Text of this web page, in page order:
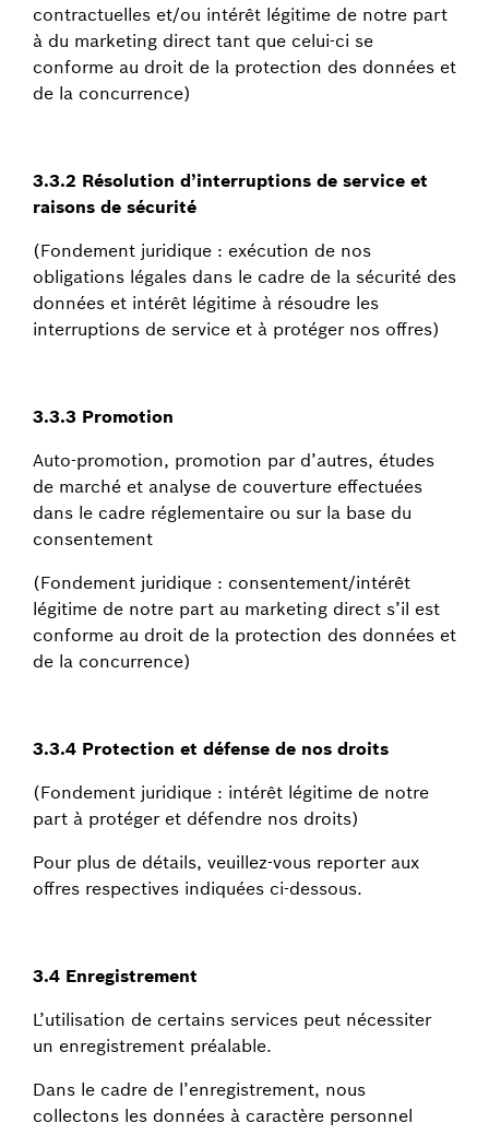
contractuelles et/ou intérêt légitime de notre part
à du marketing direct tant que celui-ci se
conforme au droit de la protection des données et
de la concurrence)
3.3.2 Résolution d’interruptions de service et
raisons de sécurité
(Fondement juridique : exécution de nos
obligations légales dans le cadre de la sécurité des
données et intérêt légitime à résoudre les
interruptions de service et à protéger nos offres)
3.3.3 Promotion
Auto-promotion, promotion par d’autres, études
de marché et analyse de couverture effectuées
dans le cadre réglementaire ou sur la base du
consentement
(Fondement juridique : consentement/intérêt
légitime de notre part au marketing direct s’il est
conforme au droit de la protection des données et
de la concurrence)
3.3.4 Protection et défense de nos droits
(Fondement juridique : intérêt légitime de notre
part à protéger et défendre nos droits)
Pour plus de détails, veuillez-vous reporter aux
offres respectives indiquées ci-dessous.
3.4 Enregistrement
L’utilisation de certains services peut nécessiter
un enregistrement préalable.
Dans le cadre de l’enregistrement, nous
collectons les données à caractère personnel